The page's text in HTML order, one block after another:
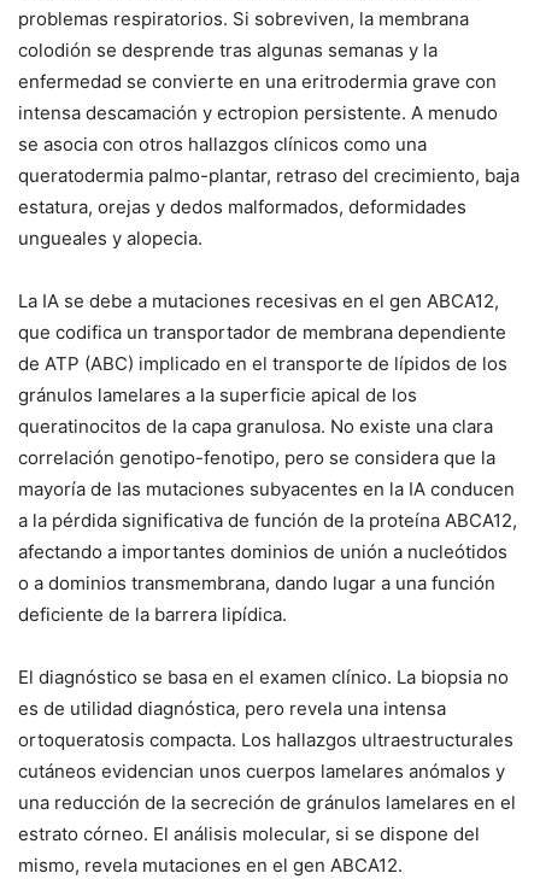
problemas respiratorios. Si sobreviven, la membrana
colodión se desprende tras algunas semanas y la
enfermedad se convierte en una eritrodermia grave con
intensa descamación y ectropion persistente. A menudo
se asocia con otros hallazgos clínicos como una
queratodermia palmo-plantar, retraso del crecimiento, baja
estatura, orejas y dedos malformados, deformidades
ungueales y alopecia.
La IA se debe a mutaciones recesivas en el gen ABCA12,
que codifica un transportador de membrana dependiente
de ATP (ABC) implicado en el transporte de lípidos de los
gránulos lamelares a la superficie apical de los
queratinocitos de la capa granulosa. No existe una clara
correlación genotipo-fenotipo, pero se considera que la
mayoría de las mutaciones subyacentes en la IA conducen
a la pérdida significativa de función de la proteína ABCA12,
afectando a importantes dominios de unión a nucleótidos
o a dominios transmembrana, dando lugar a una función
deficiente de la barrera lipídica.
El diagnóstico se basa en el examen clínico. La biopsia no
es de utilidad diagnóstica, pero revela una intensa
ortoqueratosis compacta. Los hallazgos ultraestructurales
cutáneos evidencian unos cuerpos lamelares anómalos y
una reducción de la secreción de gránulos lamelares en el
estrato córneo. El análisis molecular, si se dispone del
mismo, revela mutaciones en el gen ABCA12.